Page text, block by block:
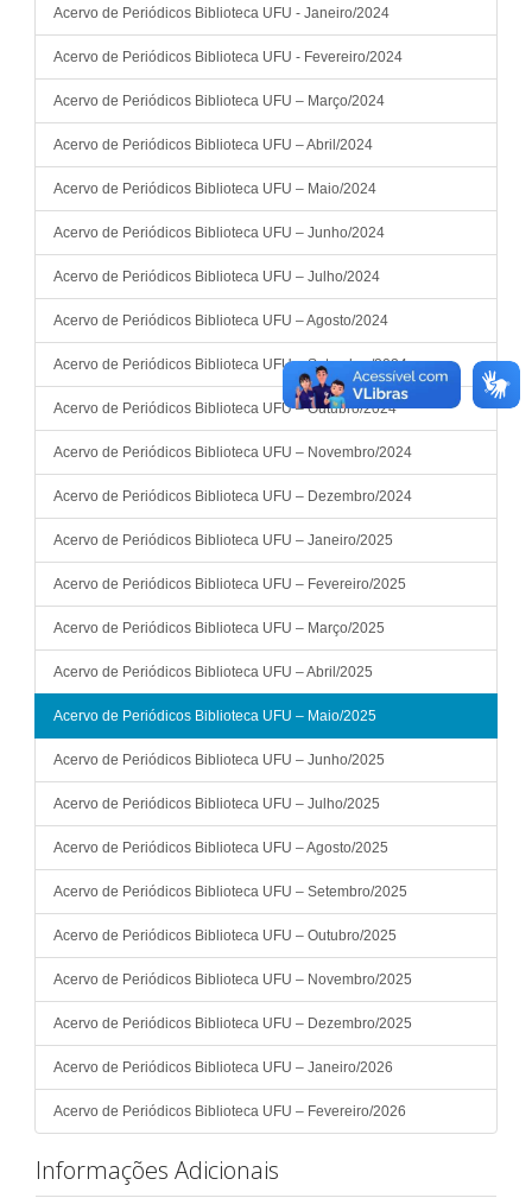
Acervo de Periódicos Biblioteca UFU - Janeiro/2024
Acervo de Periódicos Biblioteca UFU - Fevereiro/2024
Acervo de Periódicos Biblioteca UFU – Março/2024
Acervo de Periódicos Biblioteca UFU – Abril/2024
Acervo de Periódicos Biblioteca UFU – Maio/2024
Acervo de Periódicos Biblioteca UFU – Junho/2024
Acervo de Periódicos Biblioteca UFU – Julho/2024
Acervo de Periódicos Biblioteca UFU – Agosto/2024
Acervo de Periódicos Biblioteca UFU – Setembro/2024
Acervo de Periódicos Biblioteca UFU – Outubro/2024
Acervo de Periódicos Biblioteca UFU – Novembro/2024
Acervo de Periódicos Biblioteca UFU – Dezembro/2024
Acervo de Periódicos Biblioteca UFU – Janeiro/2025
Acervo de Periódicos Biblioteca UFU – Fevereiro/2025
Acervo de Periódicos Biblioteca UFU – Março/2025
Acervo de Periódicos Biblioteca UFU – Abril/2025
Acervo de Periódicos Biblioteca UFU – Maio/2025
Acervo de Periódicos Biblioteca UFU – Junho/2025
Acervo de Periódicos Biblioteca UFU – Julho/2025
Acervo de Periódicos Biblioteca UFU – Agosto/2025
Acervo de Periódicos Biblioteca UFU – Setembro/2025
Acervo de Periódicos Biblioteca UFU – Outubro/2025
Acervo de Periódicos Biblioteca UFU – Novembro/2025
Acervo de Periódicos Biblioteca UFU – Dezembro/2025
Acervo de Periódicos Biblioteca UFU – Janeiro/2026
Acervo de Periódicos Biblioteca UFU – Fevereiro/2026
Informações Adicionais